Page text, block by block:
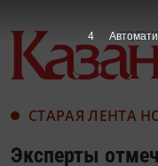
СТАРАЯ ЛЕНТА
Эксперты
3